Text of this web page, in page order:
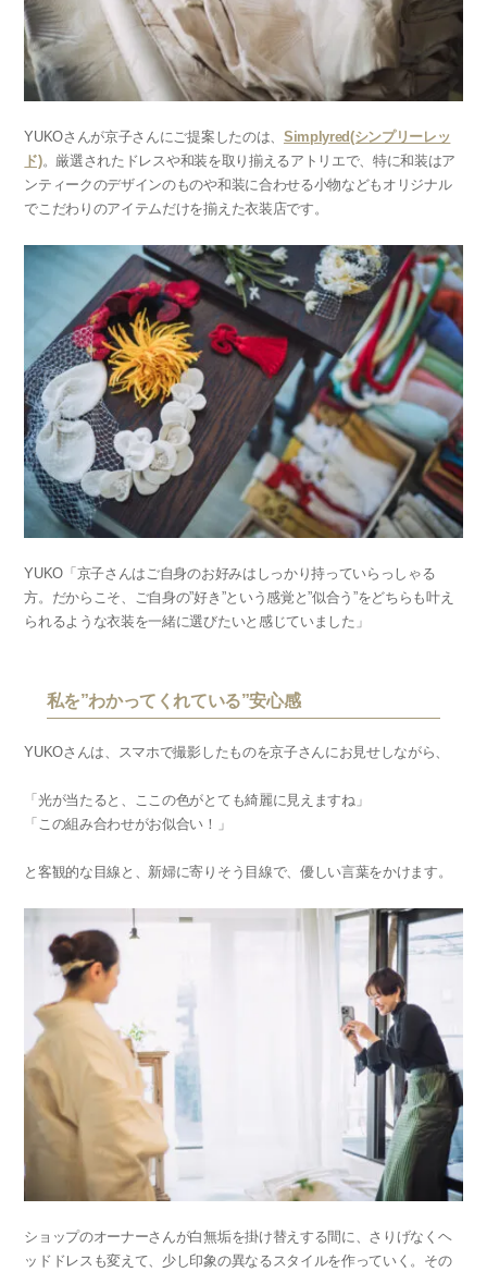
YUKOさんが京子さんにご提案したのは、 Simplyred(シンプリーレッ
ド)。厳選されたドレスや和装を取り揃えるアトリエで、特に和装はア
ンティークのデザインのものや和装に合わせる小物などもオリジナル
でこだわりのアイテムだけを揃えた衣装店です。
YUKO「京子さんはご自身のお好みはしっかり持っていらっしゃる
方。だからこそ、ご自身の”好き”という感覚と”似合う”をどちらも叶え
られるような衣装を一緒に選びたいと感じていました」
私を”わかってくれている”安心感
YUKOさんは、スマホで撮影したものを京子さんにお見せしながら、
「光が当たると、ここの色がとても綺麗に見えますね」
「この組み合わせがお似合い！」
と客観的な目線と、新婦に寄りそう目線で、優しい言葉をかけます。
ショップのオーナーさんが白無垢を掛け替えする間に、さりげなくヘ
ッドドレスも変えて、少し印象の異なるスタイルを作っていく。その